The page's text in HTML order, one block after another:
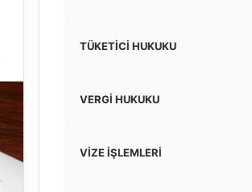
TÜKETİCİ HUKUKU
VERGİ HUKUKU
VİZE İŞLEMLERİ